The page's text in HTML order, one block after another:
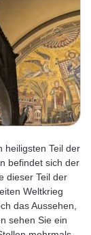
heiligsten Teil der
befindet sich der
dieser Teil der
Weltkrieg
das Aussehen,
sehen Sie ein